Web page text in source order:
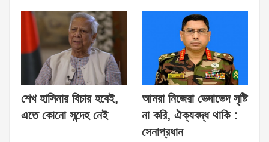
শেখ হাসিনার বিচার হবেই,
এতে কোনো সন্দেহ নেই
আমরা নিজেরা ভেদাভেদ সৃষ্টি
না করি, ঐক্যবদ্ধ থাকি :
সেনাপ্রধান